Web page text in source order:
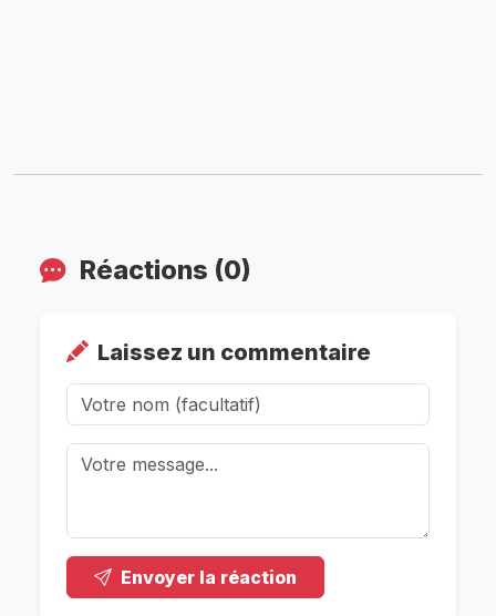
Réactions (0)
Laissez un commentaire
Envoyer la réaction